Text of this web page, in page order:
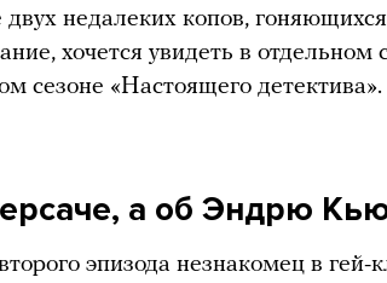
недалеких копов,
хочется увидеть в отдельном
сезоне «Настоящего детектива».
а об Эндрю
эпизода незнакомец в гей-